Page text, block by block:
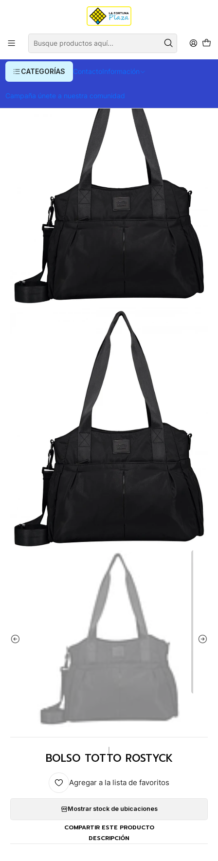
CATEGORÍAS ContactoInformación
Campaña únete a nuestra comunidad
Envío gratis para compras superiores a $ 400.000
BOLSO TOTTO ROSTYCK
BOLSO TOTTO ROSTYCK
Agregar a la lista de favoritos
Mostrar stock de ubicaciones
COMPARTIR ESTE PRODUCTO
DESCRIPCIÓN